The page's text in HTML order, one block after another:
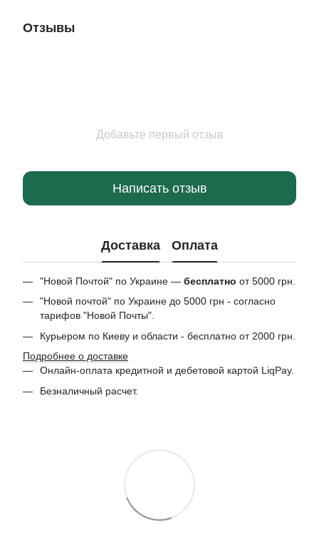
Отзывы
Добавьте первый отзыв
Написать отзыв
Доставка Оплата
"Новой Почтой" по Украине — бесплатно от 5000 грн.
"Новой почтой" по Украине до 5000 грн - согласно
тарифов "Новой Почты".
Курьером по Киеву и области - бесплатно от 2000 грн.
Подробнее о доставке
Онлайн-оплата кредитной и дебетовой картой LiqPay.
Безналичный расчет.